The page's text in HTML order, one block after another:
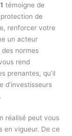
témoigne de
de
renforcer votre
un acteur
normes
rend
prenantes, qu’il
d’investisseurs
réalisé peut vous
en vigueur. De ce